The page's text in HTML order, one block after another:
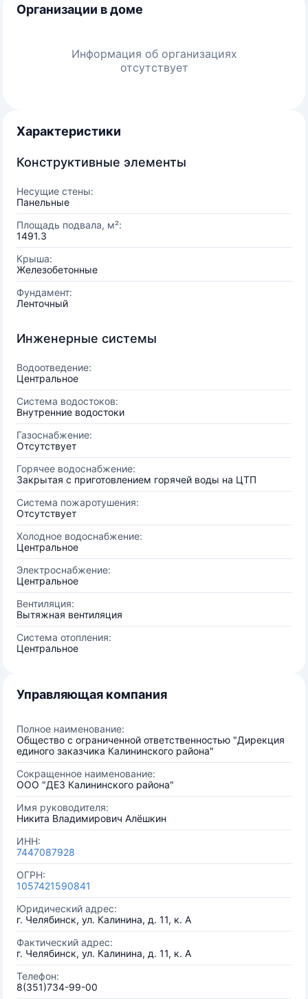
Организации в доме
Информация об организациях
отсутствует
Характеристики
Конструктивные элементы
Несущие стены:
Панельные
Площадь подвала, м²:
1491.3
Крыша:
Железобетонные
Фундамент:
Ленточный
Инженерные системы
Водоотведение:
Центральное
Система водостоков:
Внутренние водостоки
Газоснабжение:
Отсутствует
Горячее водоснабжение:
Закрытая с приготовлением горячей воды на ЦТП
Система пожаротушения:
Отсутствует
Холодное водоснабжение:
Центральное
Электроснабжение:
Центральное
Вентиляция:
Вытяжная вентиляция
Система отопления:
Центральное
Управляющая компания
Полное наименование:
Общество с ограниченной ответственностью "Дирекция
единого заказчика Калининского района"
Сокращенное наименование:
ООО "ДЕЗ Калининского района"
Имя руководителя:
Никита Владимирович Алёшкин
ИНН:
7447087928
ОГРН:
1057421590841
Юридический адрес:
г. Челябинск, ул. Калинина, д. 11, к. А
Фактический адрес:
г. Челябинск, ул. Калинина, д. 11, к. А
Телефон:
8(351)734-99-00